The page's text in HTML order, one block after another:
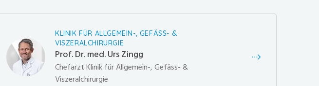
KLINIK FÜR ALLGEMEIN-, GEFÄSS- &
VISZERALCHIRURGIE
Prof. Dr. med. Urs Zingg
Chefarzt Klinik für Allgemein-, Gefäss- &
Viszeralchirurgie